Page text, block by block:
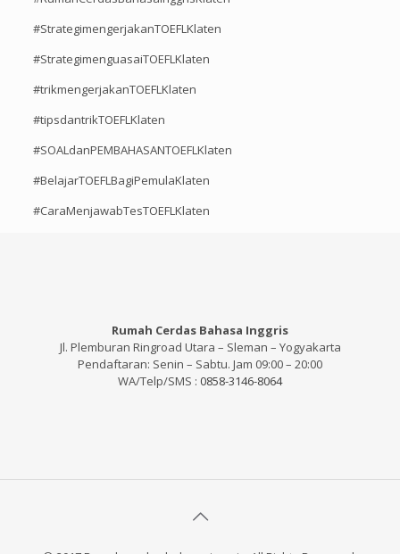
#StrategimengerjakanTOEFLKlaten
#StrategimenguasaiTOEFLKlaten
#trikmengerjakanTOEFLKlaten
#tipsdantrikTOEFLKlaten
#SOALdanPEMBAHASANTOEFLKlaten
#BelajarTOEFLBagiPemulaKlaten
#CaraMenjawabTesTOEFLKlaten
Rumah Cerdas Bahasa Inggris
Jl. Plemburan Ringroad Utara – Sleman – Yogyakarta
Pendaftaran: Senin – Sabtu. Jam 09:00 – 20:00
WA/Telp/SMS : 0858-3146-8064